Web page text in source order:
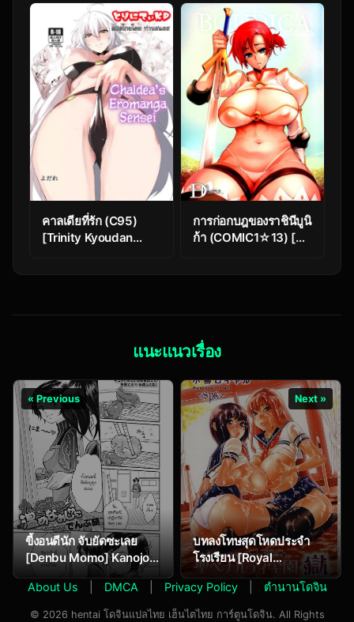
Marshmallow
Vacation
(Fate/Grand Order)
Tensei Jeanne
Master Chinpo de
Mashou Ochi
(Fate/Grand Order)
คาลเดียที่รัก (C95)
[Trinity Kyoudan
Sensei (Fate/Grand
การก่อกบฎของราชินีบูนิ
ก้า (COMIC1☆13) [DA
Order)
แนะแนวเรื่อง
« Previous
ขี้งอนดีนัก จับยัดซะเลย
[Denbu Momo] Kanojo
no Atatamenaoshikata
(COMIC HOTMILK 2019-
03)
Next »
บทลงโทษสุดโหดประจำ
โรงเรียน [Royal
Koyanagi] Sei Penalty
Gakuen Goku Ch.1
About Us DMCA Privacy Policy ตำนานโดจิน
© 2026 hentai โดจินแปลไทย เฮ็นไตไทย การ์ตูนโดจิน. All Rights